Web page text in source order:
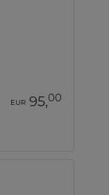
EUR 95,00